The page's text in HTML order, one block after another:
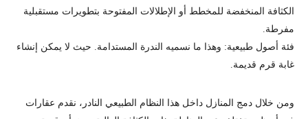
الكثافة المنخفضة للمخطط أو الإطلالات المفتوحة بتطويرات مستقبلية
مفرطة.
فئة أصول طبيعية: وهذا ما نسميه الندرة المستدامة. حيث لا يمكن إنشاء
غابة قرم قديمة.
ومن خلال دمج المنازل داخل هذا النظام الطبيعي النادر، نقدم عقارات